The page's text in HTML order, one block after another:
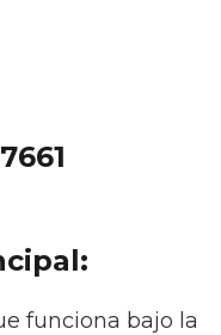
funciona bajo la